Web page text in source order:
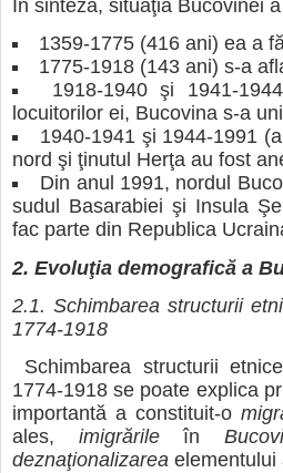
În sinteză, situaţia Bucovinei
1359-1775 (416 ani) ea a
1775-1918 (143 ani) s-a
1918-1940 şi 1941-
locuitorilor ei, Bucovina s-a
1940-1941 şi 1944-1991
nord şi ţinutul Herţa au fost
Din anul 1991, nordul
sudul Basarabiei şi Insula
fac parte din Republica
2. Evoluţia demografică a
2.1. Schimbarea structurii
1774-1918
Schimbarea structurii
1774-1918 se poate explica
importantă a constituit-o
ales, imigrărileîn
deznaţionalizarea elementului